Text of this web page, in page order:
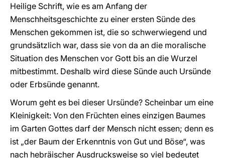
Heilige Schrift, wie es am Anfang der
Menschheitsgeschichte zu einer ersten Sünde des
Menschen gekommen ist, die so schwerwiegend und
grundsätzlich war, dass sie von da an die moralische
Situation des Menschen vor Gott bis an die Wurzel
mitbestimmt. Deshalb wird diese Sünde auch Ursünde
oder Erbsünde genannt.
Worum geht es bei dieser Ursünde? Scheinbar um eine
Kleinigkeit: Von den Früchten eines einzigen Baumes
im Garten Gottes darf der Mensch nicht essen; denn es
ist „der Baum der Erkenntnis von Gut und Böse“, was
nach hebräischer Ausdrucksweise so viel bedeutet